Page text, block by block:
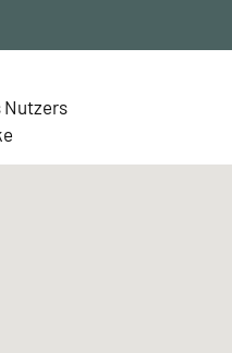
Nutzers